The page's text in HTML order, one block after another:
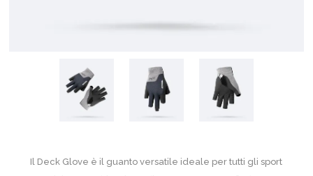
Il Deck Glove è il guanto versatile ideale per tutti gli sport